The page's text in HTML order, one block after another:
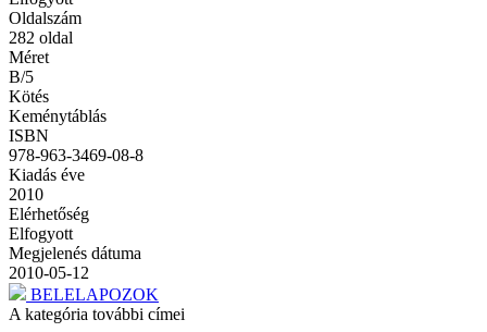
Oldalszám
282 oldal
Méret
B/5
Kötés
Keménytáblás
ISBN
978-963-3469-08-8
Kiadás éve
2010
Elérhetőség
Elfogyott
Megjelenés dátuma
2010-05-12
BELELAPOZOK
A kategória további címei